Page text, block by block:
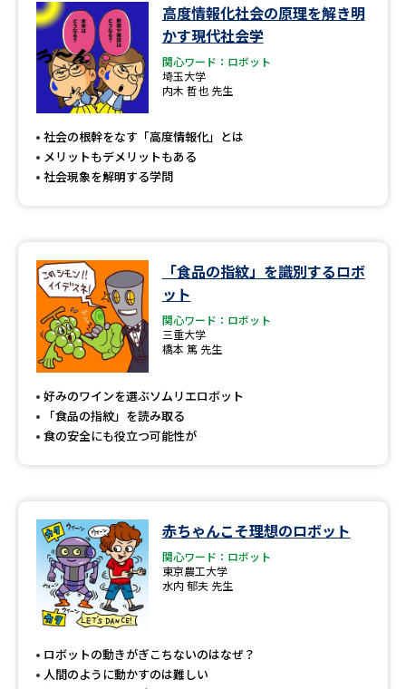
先輩が入学を決めた理由 テレメール全国一斉進学調査
新生活お役立ちガイド
学問発見
学問のミニ講義「夢ナビ講義」
学問の教科書
ユーザーサポート
Ｑ＆Ａ よくあるご質問
テレメール
お支払いサイト
個人情報取扱規定
特定商取引表記
テレメール進学カタログ
訂正のご案内
高度情報化社会の原理を解き明
かす現代社会学
関心ワード：ロボット
埼玉大学
内木 哲也 先生
社会の根幹をなす「高度情報化」とは
メリットもデメリットもある
社会現象を解明する学問
「食品の指紋」を識別するロボ
ット
関心ワード：ロボット
三重大学
橋本 篤 先生
好みのワインを選ぶソムリエロボット
「食品の指紋」を読み取る
食の安全にも役立つ可能性が
赤ちゃんこそ理想のロボット
関心ワード：ロボット
東京農工大学
水内 郁夫 先生
ロボットの動きがぎこちないのはなぜ？
人間のように動かすのは難しい